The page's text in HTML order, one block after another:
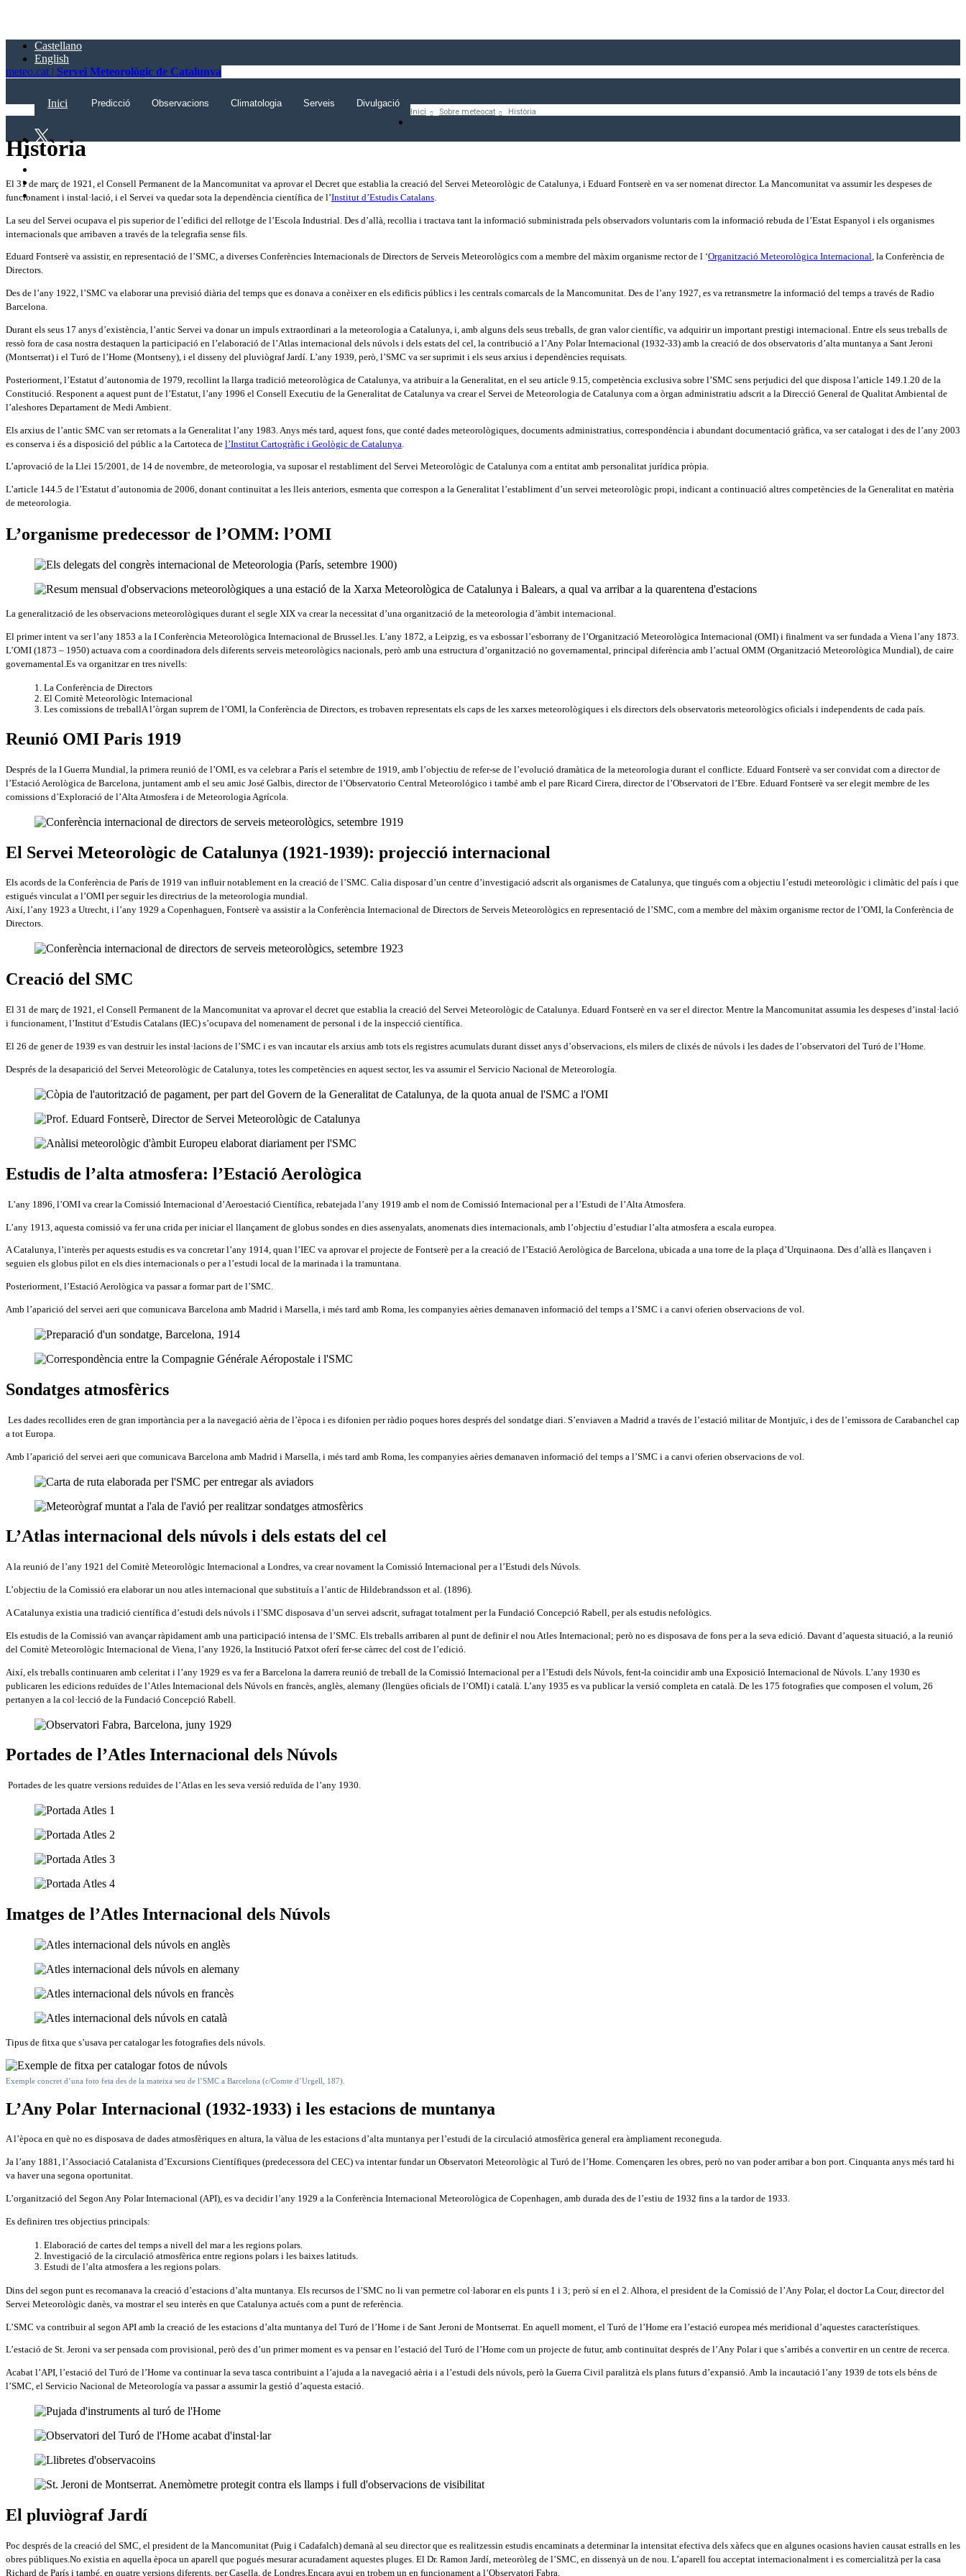
contingut
principalCastellano
English
meteo.cat | Servei Meteorològic de Catalunya
Inici Predicció Observacions Climatologia Serveis Divulgació
Inici Sobre meteocat Història
Història
El 31 de març de 1921, el Consell Permanent de la Mancomunitat va aprovar el Decret que establia la creació del Servei Meteorològic de Catalunya, i Eduard Fontserè en va ser nomenat director. La Mancomunitat va assumir les despeses de
funcionament i instal·lació, i el Servei va quedar sota la dependència científica de l’Institut d’Estudis Catalans.
La seu del Servei ocupava el pis superior de l’edifici del rellotge de l’Escola Industrial. Des d’allà, recollia i tractava tant la informació subministrada pels observadors voluntaris com la informació rebuda de l’Estat Espanyol i els organismes
internacionals que arribaven a través de la telegrafia sense fils.
Eduard Fontserè va assistir, en representació de l’SMC, a diverses Conferències Internacionals de Directors de Serveis Meteorològics com a membre del màxim organisme rector de l ‘Organització Meteorològica Internacional, la Conferència de
Directors.
Des de l’any 1922, l’SMC va elaborar una previsió diària del temps que es donava a conèixer en els edificis públics i les centrals comarcals de la Mancomunitat. Des de l’any 1927, es va retransmetre la informació del temps a través de Radio
Barcelona.
Durant els seus 17 anys d’existència, l’antic Servei va donar un impuls extraordinari a la meteorologia a Catalunya, i, amb alguns dels seus treballs, de gran valor científic, va adquirir un important prestigi internacional. Entre els seus treballs de
ressò fora de casa nostra destaquen la participació en l’elaboració de l’Atlas internacional dels núvols i dels estats del cel, la contribució a l’Any Polar Internacional (1932-33) amb la creació de dos observatoris d’alta muntanya a Sant Jeroni
(Montserrat) i el Turó de l’Home (Montseny), i el disseny del pluviògraf Jardí. L’any 1939, però, l’SMC va ser suprimit i els seus arxius i dependències requisats.
Posteriorment, l’Estatut d’autonomia de 1979, recollint la llarga tradició meteorològica de Catalunya, va atribuir a la Generalitat, en el seu article 9.15, competència exclusiva sobre l’SMC sens perjudici del que disposa l’article 149.1.20 de la
Constitució. Responent a aquest punt de l’Estatut, l’any 1996 el Consell Executiu de la Generalitat de Catalunya va crear el Servei de Meteorologia de Catalunya com a òrgan administratiu adscrit a la Direcció General de Qualitat Ambiental de
l’aleshores Departament de Medi Ambient.
Els arxius de l’antic SMC van ser retornats a la Generalitat l’any 1983. Anys més tard, aquest fons, que conté dades meteorològiques, documents administratius, correspondència i abundant documentació gràfica, va ser catalogat i des de l’any 2003
es conserva i és a disposició del públic a la Cartoteca de l’Institut Cartogràfic i Geològic de Catalunya
L’aprovació de la Llei 15/2001, de 14 de novembre, de meteorologia, va suposar el restabliment del Servei Meteorològic de Catalunya com a entitat amb personalitat jurídica pròpia.
L’article 144.5 de l’Estatut d’autonomia de 2006, donant continuïtat a les lleis anteriors, esmenta que correspon a la Generalitat l’establiment d’un servei meteorològic propi, indicant a continuació altres competències de la Generalitat en matèria
de meteorologia.
L’organisme predecessor de l’OMM: l’OMI
La generalització de les observacions meteorològiques durant el segle XIX va crear la necessitat d’una organització de la meteorologia d’àmbit internacional.
El primer intent va ser l’any 1853 a la I Conferència Meteorològica Internacional de Brussel.les. L’any 1872, a Leipzig, es va esbossar l’esborrany de l’Organització Meteorològica Internacional (OMI) i finalment va ser fundada a Viena l’any 1873.
L’OMI (1873 – 1950) actuava com a coordinadora dels diferents serveis meteorològics nacionals, però amb una estructura d’organització no governamental, principal diferència amb l’actual OMM (Organització Meteorològica Mundial), de caire
governamental.Es va organitzar en tres nivells:
La Conferència de Directors
El Comitè Meteorològic Internacional
Les comissions de treballA l’òrgan suprem de l’OMI, la Conferència de Directors, es trobaven representats els caps de les xarxes meteorològiques i els directors dels observatoris meteorològics oficials i independents de cada país.
Reunió OMI Paris 1919
Després de la I Guerra Mundial, la primera reunió de l’OMI, es va celebrar a París el setembre de 1919, amb l’objectiu de refer-se de l’evolució dramàtica de la meteorologia durant el conflicte. Eduard Fontserè va ser convidat com a director de
l’Estació Aerològica de Barcelona, juntament amb el seu amic José Galbis, director de l’Observatorio Central Meteorológico i també amb el pare Ricard Cirera, director de l’Observatori de l’Ebre. Eduard Fontserè va ser elegit membre de les
comissions d’Exploració de l’Alta Atmosfera i de Meteorologia Agrícola.
El Servei Meteorològic de Catalunya (1921-1939): projecció internacional
Els acords de la Conferència de París de 1919 van influir notablement en la creació de l’SMC. Calia disposar d’un centre d’investigació adscrit als organismes de Catalunya, que tingués com a objectiu l’estudi meteorològic i climàtic del país i que
estigués vinculat a l’OMI per seguir les directrius de la meteorologia mundial.
Així, l’any 1923 a Utrecht, i l’any 1929 a Copenhaguen, Fontserè va assistir a la Conferència Internacional de Directors de Serveis Meteorològics en representació de l’SMC, com a membre del màxim organisme rector de l’OMI, la Conferència de
Directors.
Creació del SMC
El 31 de març de 1921, el Consell Permanent de la Mancomunitat va aprovar el decret que establia la creació del Servei Meteorològic de Catalunya. Eduard Fontserè en va ser el director. Mentre la Mancomunitat assumia les despeses d’instal·lació
i funcionament, l’Institut d’Estudis Catalans (IEC) s’ocupava del nomenament de personal i de la inspecció científica.
El 26 de gener de 1939 es van destruir les instal·lacions de l’SMC i es van incautar els arxius amb tots els registres acumulats durant disset anys d’observacions, els milers de clixés de núvols i les dades de l’observatori del Turó de l’Home.
Després de la desaparició del Servei Meteorològic de Catalunya, totes les competències en aquest sector, les va assumir el Servicio Nacional de Meteorología.
Estudis de l’alta atmosfera: l’Estació Aerològica
L’any 1896, l’OMI va crear la Comissió Internacional d’Aeroestació Científica, rebatejada l’any 1919 amb el nom de Comissió Internacional per a l’Estudi de l’Alta Atmosfera.
L’any 1913, aquesta comissió va fer una crida per iniciar el llançament de globus sondes en dies assenyalats, anomenats dies internacionals, amb l’objectiu d’estudiar l’alta atmosfera a escala europea.
A Catalunya, l’interès per aquests estudis es va concretar l’any 1914, quan l’IEC va aprovar el projecte de Fontserè per a la creació de l’Estació Aerològica de Barcelona, ubicada a una torre de la plaça d’Urquinaona. Des d’allà es llançaven i
seguien els globus pilot en els dies internacionals o per a l’estudi local de la marinada i la tramuntana.
Posteriorment, l’Estació Aerològica va passar a formar part de l’SMC.
Amb l’aparició del servei aeri que comunicava Barcelona amb Madrid i Marsella, i més tard amb Roma, les companyies aèries demanaven informació del temps a l’SMC i a canvi oferien observacions de vol.
Sondatges atmosfèrics
Les dades recollides eren de gran importància per a la navegació aèria de l’època i es difonien per ràdio poques hores després del sondatge diari. S’enviaven a Madrid a través de l’estació militar de Montjuïc, i des de l’emissora de Carabanchel cap
a tot Europa.
Amb l’aparició del servei aeri que comunicava Barcelona amb Madrid i Marsella, i més tard amb Roma, les companyies aèries demanaven informació del temps a l’SMC i a canvi oferien observacions de vol.
L’Atlas internacional dels núvols i dels estats del cel
A la reunió de l’any 1921 del Comitè Meteorològic Internacional a Londres, va crear novament la Comissió Internacional per a l’Estudi dels Núvols.
L’objectiu de la Comissió era elaborar un nou atles internacional que substituís a l’antic de Hildebrandsson et al. (1896).
A Catalunya existia una tradició científica d’estudi dels núvols i l’SMC disposava d’un servei adscrit, sufragat totalment per la Fundació Concepció Rabell, per als estudis nefològics.
Els estudis de la Comissió van avançar ràpidament amb una participació intensa de l’SMC. Els treballs arribaren al punt de definir el nou Atles Internacional; però no es disposava de fons per a la seva edició. Davant d’aquesta situació, a la reunió
del Comitè Meteorològic Internacional de Viena, l’any 1926, la Institució Patxot oferí fer-se càrrec del cost de l’edició.
Així, els treballs continuaren amb celeritat i l’any 1929 es va fer a Barcelona la darrera reunió de treball de la Comissió Internacional per a l’Estudi dels Núvols, fent-la coincidir amb una Exposició Internacional de Núvols. L’any 1930 es
publicaren les edicions reduïdes de l’Atles Internacional dels Núvols en francès, anglès, alemany (llengües oficials de l’OMI) i català. L’any 1935 es va publicar la versió completa en català. De les 175 fotografies que composen el volum, 26
pertanyen a la col·lecció de la Fundació Concepció Rabell.
Portades de l’Atles Internacional dels Núvols
Portades de les quatre versions reduïdes de l’Atlas en les seva versió reduïda de l’any 1930.
Imatges de l’Atles Internacional dels Núvols
Tipus de fitxa que s’usava per catalogar les fotografies dels núvols.
Exemple concret d’una foto feta des de la mateixa seu de l’SMC a Barcelona (c/Comte d’Urgell, 187).
L’Any Polar Internacional (1932-1933) i les estacions de muntanya
A l’època en què no es disposava de dades atmosfèriques en altura, la vàlua de les estacions d’alta muntanya per l’estudi de la circulació atmosfèrica general era àmpliament reconeguda.
Ja l’any 1881, l’Associació Catalanista d’Excursions Científiques (predecessora del CEC) va intentar fundar un Observatori Meteorològic al Turó de l’Home. Començaren les obres, però no van poder arribar a bon port. Cinquanta anys més tard hi
va haver una segona oportunitat.
L’organització del Segon Any Polar Internacional (API), es va decidir l’any 1929 a la Conferència Internacional Meteorològica de Copenhagen, amb durada des de l’estiu de 1932 fins a la tardor de 1933.
Es definiren tres objectius principals:
Elaboració de cartes del temps a nivell del mar a les regions polars.
Investigació de la circulació atmosfèrica entre regions polars i les baixes latituds.
Estudi de l’alta atmosfera a les regions polars.
Dins del segon punt es recomanava la creació d’estacions d’alta muntanya. Els recursos de l’SMC no li van permetre col·laborar en els punts 1 i 3; però sí en el 2. Alhora, el president de la Comissió de l’Any Polar, el doctor La Cour, director del
Servei Meteorològic danès, va mostrar el seu interès en que Catalunya actués com a punt de referència.
L’SMC va contribuir al segon API amb la creació de les estacions d’alta muntanya del Turó de l’Home i de Sant Jeroni de Montserrat. En aquell moment, el Turó de l’Home era l’estació europea més meridional d’aquestes característiques.
L’estació de St. Jeroni va ser pensada com provisional, però des d’un primer moment es va pensar en l’estació del Turó de l’Home com un projecte de futur, amb continuïtat després de l’Any Polar i que s’arribés a convertir en un centre de recerca.
Acabat l’API, l’estació del Turó de l’Home va continuar la seva tasca contribuint a l’ajuda a la navegació aèria i a l’estudi dels núvols, però la Guerra Civil paralitzà els plans futurs d’expansió. Amb la incautació l’any 1939 de tots els béns de
l’SMC, el Servicio Nacional de Meteorología va passar a assumir la gestió d’aquesta estació.
El pluviògraf Jardí
Poc després de la creació del SMC, el president de la Mancomunitat (Puig i Cadafalch) demanà al seu director que es realitzessin estudis encaminats a determinar la intensitat efectiva dels xàfecs que en algunes ocasions havien causat estralls en les
obres públiques.No existia en aquella època un aparell que pogués mesurar acuradament aquestes pluges. El Dr. Ramon Jardí, meteoròleg de l’SMC, en dissenyà un de nou. L’aparell fou acceptat internacionalment i es comercialitzà per la casa
Richard de París i també, en quatre versions diferents, per Casella, de Londres.Encara avui en trobem un en funcionament a l’Observatori Fabra.